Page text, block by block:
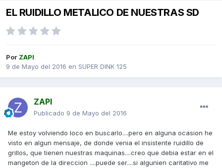
EL RUIDILLO METALICO DE NUESTRAS SD
Por ZAPI
9 de Mayo del 2016 en SUPER DINK 125
ZAPI
Publicado 9 de Mayo del 2016
Me estoy volviendo loco en buscarlo....pero en alguna ocasion he
visto en algun mensaje, de donde venia el insistente ruidillo de
grillos, que tienen nuestras maquinas....creo que debia estar en el
mangeton de la direccion ....puede ser....si algunien caritativo me